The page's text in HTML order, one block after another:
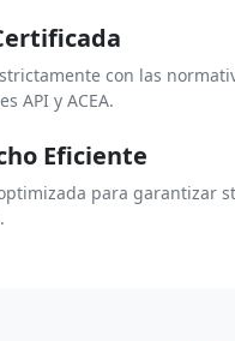
con las
API y ACEA.
Eficiente
para garantizar